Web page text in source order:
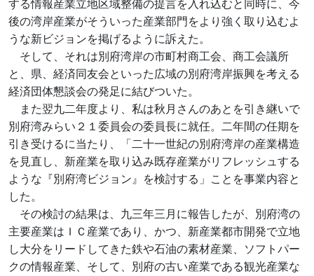
する情報産業立地区域整備の提言を入れ込むと同時に、今
後の湾岸産業がそういった産業部門をより強く取り込むよ
うな新ビジョンを掲げるように訴えた。
そして、それは別府湾岸の市町村商工会、商工会議所
と、県、経済同友会といった広域の別府湾岸振興を考える
経済団体懇談会の発足に結びついた。
また翌九二年度より、私は秋月さんのあとを引き継いで
別府湾みらい２１委員会の委員長に就任。二年間の任期を
引き受けるに当たり、「二十一世紀の別府湾岸の産業構造
を見直し、新産業を取り込み既存産業がリフレッシュする
ような『別府湾ビジョン』を検討する」ことを事業内容と
した。
その検討の結果は、九三年三月に報告したが、別府湾の
主要産業はＩＣ産業であり、かつ、新産業都市開発で立地
し大分をリードしてきた鉄や石油の素材産業、ソフトパー
クの情報産業、そして、別府の古い産業である観光産業な